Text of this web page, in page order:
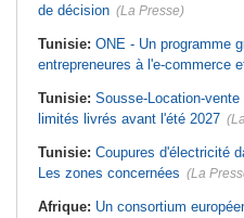
de décision (La Presse)
Tunisie: ONE - Un programme
entrepreneures à l'e-commerce
Tunisie: Sousse-Location-
limités livrés avant l'été 2027
Tunisie: Coupures d'électricité
Les zones concernées (La
Afrique: Un consortium